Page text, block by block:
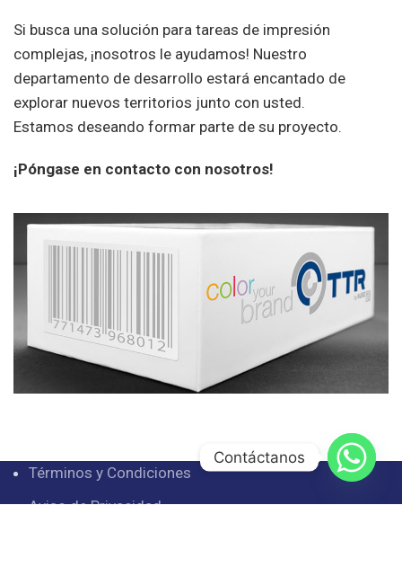
Si busca una solución para tareas de impresión
complejas, ¡nosotros le ayudamos! Nuestro
departamento de desarrollo estará encantado de
explorar nuevos territorios junto con usted.
Estamos deseando formar parte de su proyecto.
¡Póngase en contacto con nosotros!
Términos y Condiciones
Aviso de Privacidad
Contáctanos